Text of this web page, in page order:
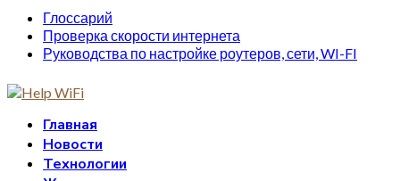
Глоссарий
Проверка скорости интернета
Руководства по настройке роутеров, сети, WI-FI
Главная
Новости
Технологии